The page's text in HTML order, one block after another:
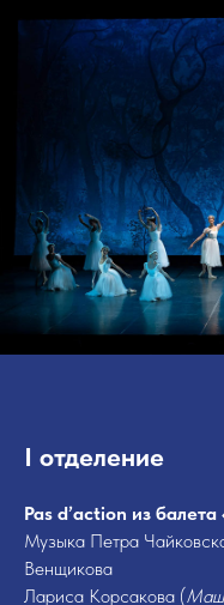
I отделение
Pas d’action из
Музыка Петра
Венщикова
Лариса Корсакова (